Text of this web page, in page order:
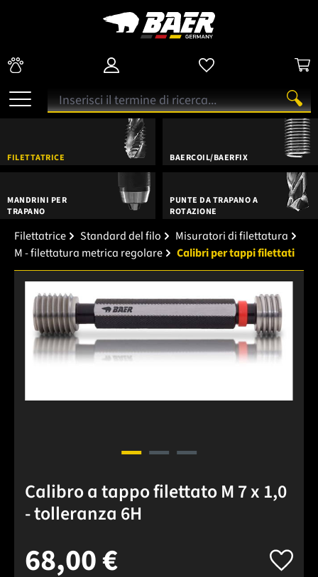
FILETTATRICE BAERCOIL/BAERFIX
MANDRINI PER
TRAPANO
PUNTE DA TRAPANO A
ROTAZIONE
Filettatrice Standard del filo
Misuratori di filettatura
M - filettatura metrica regolare
Calibri per tappi filettati
Salta la galleria di immagini
Calibro a tappo filettato M 7 x 1,0
- tolleranza 6H
68,00 €